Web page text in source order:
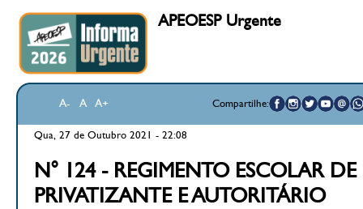
APEOESP Urgente
A- A A+ Compartilhe:
Qua, 27 de Outubro 2021 - 22:08
N° 124 - REGIMENTO ESCOLAR DE
PRIVATIZANTE E AUTORITÁRIO